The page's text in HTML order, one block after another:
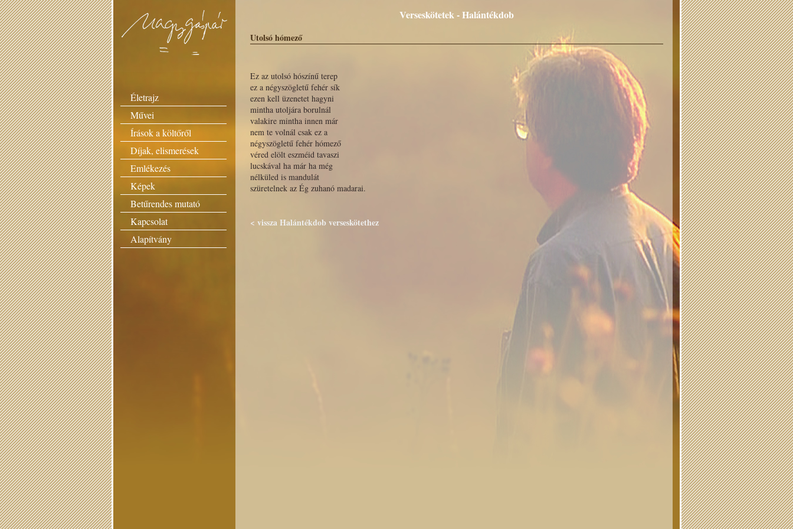
Életrajz
Művei
Írások a költőről
Díjak, elismerések
Emlékezés
Képek
Betűrendes mutató
Kapcsolat
Alapítvány
Verseskötetek - Halántékdob
Utolsó hómező
Ez az utolsó hószínű terep
ez a négyszögletű fehér sík
ezen kell üzenetet hagyni
mintha utoljára borulnál
valakire mintha innen már
nem te volnál csak ez a
négyszögletű fehér hómező
véred elölt eszméid tavaszi
lucskával ha már ha még
nélküled is mandulát
szüretelnek az Ég zuhanó madarai.
< vissza Halántékdob verseskötethez